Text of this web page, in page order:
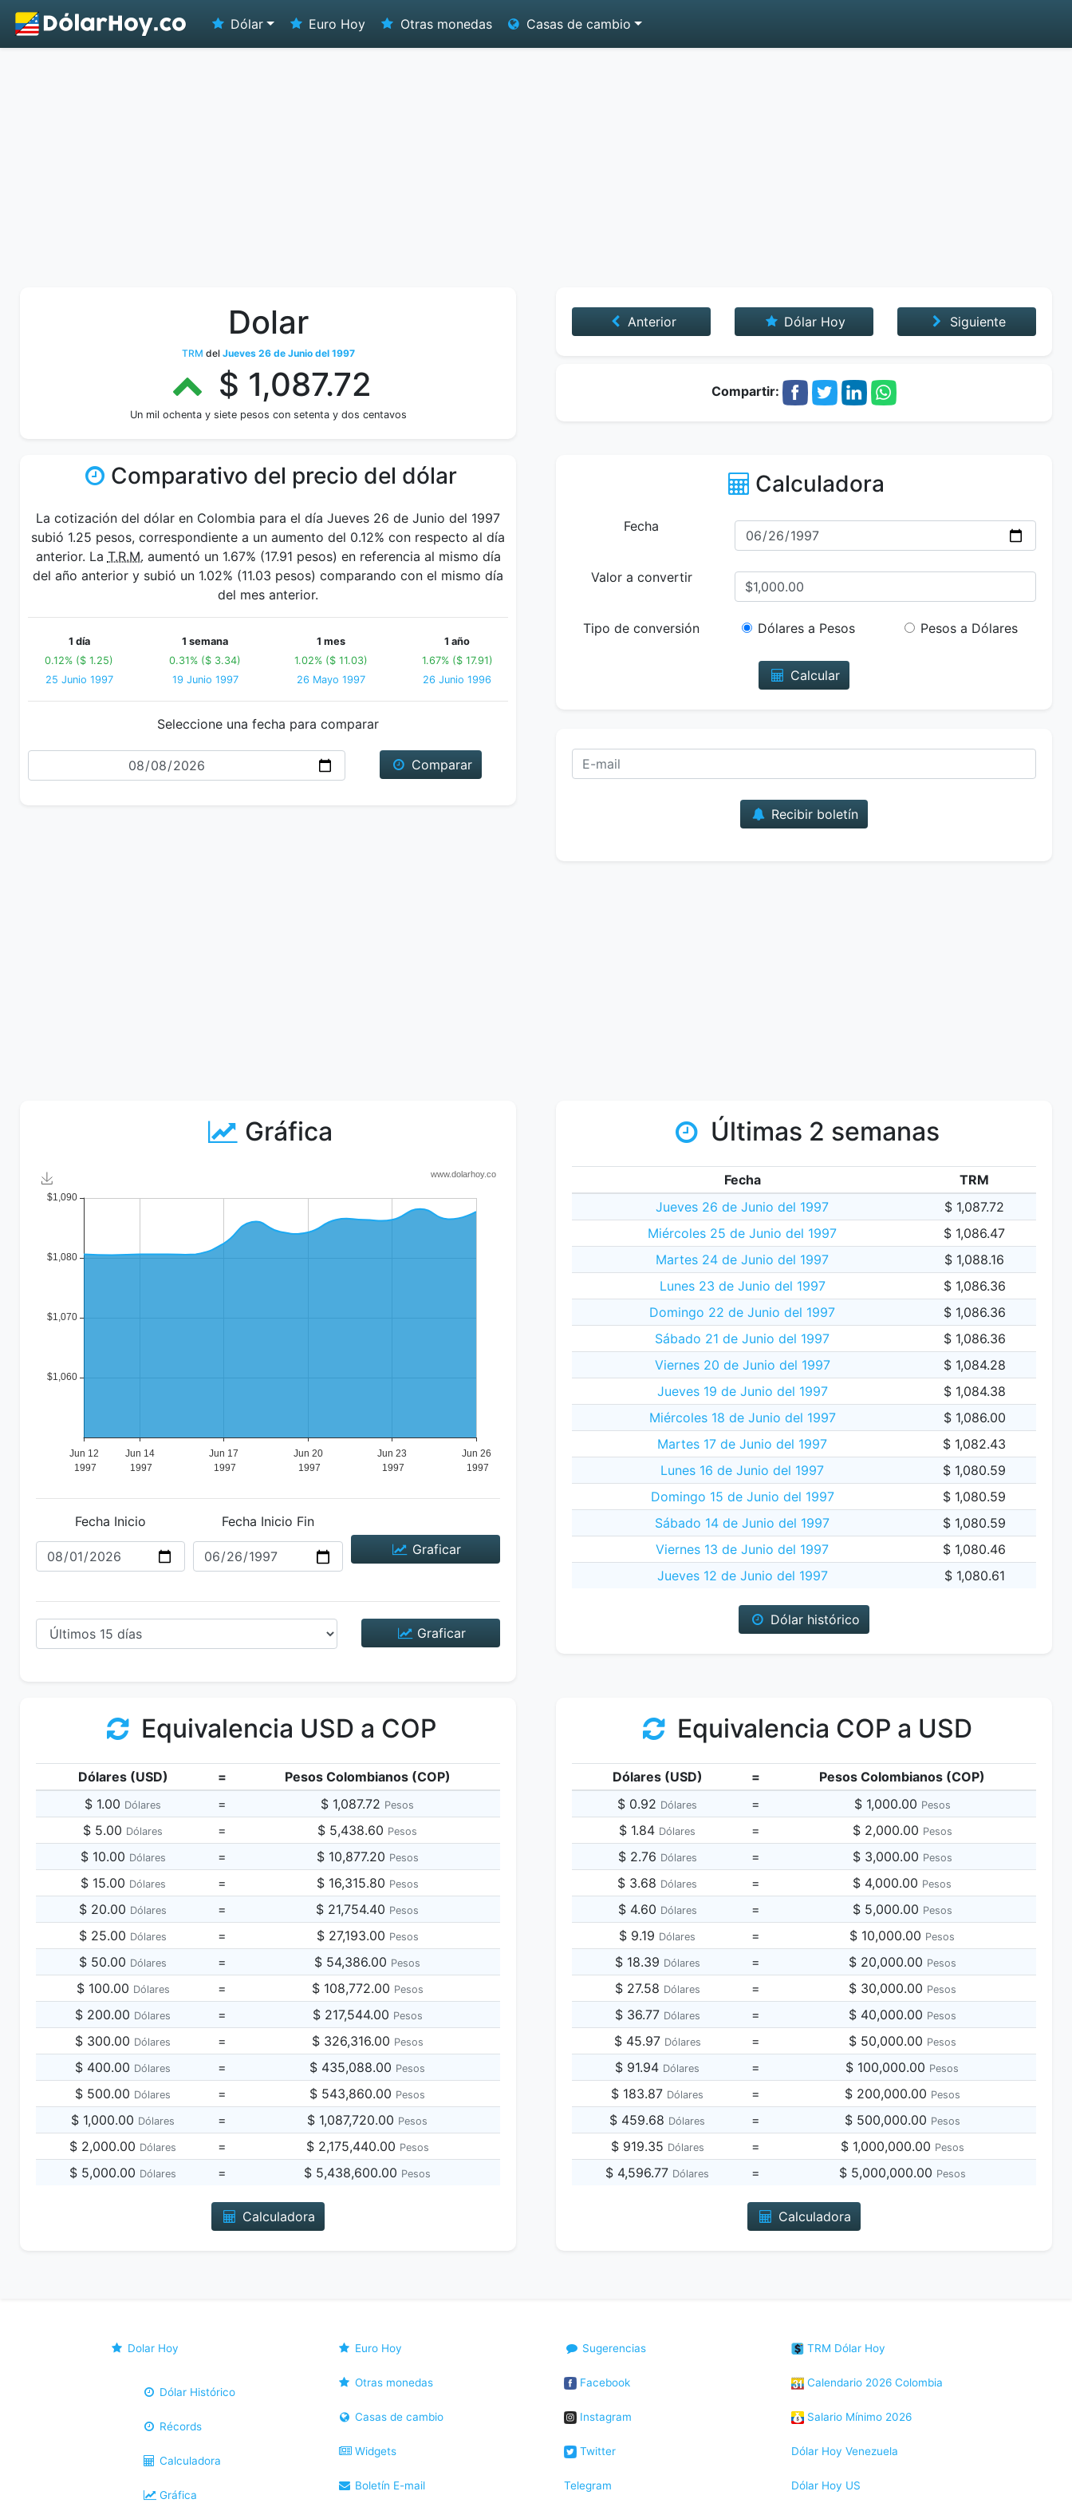
Dólar Euro Hoy Otras monedas Casas de cambio
Dolar
TRM del Jueves 26 de Junio del 1997
$ 1,087.72
Un mil ochenta y siete pesos con setenta y dos centavos
Anterior Dólar Hoy Siguiente
Compartir:
Comparativo del precio del dólar
La cotización del dólar en Colombia para el día Jueves 26 de Junio del 1997
subió 1.25 pesos, correspondiente a un aumento del 0.12% con respecto al día
anterior. La T.R.M. aumentó un 1.67% (17.91 pesos) en referencia al mismo día
del año anterior y subió un 1.02% (11.03 pesos) comparando con el mismo día
del mes anterior.
1 día
0.12% ($ 1.25)
25 Junio 1997
1 semana
0.31% ($ 3.34)
19 Junio 1997
1 mes
1.02% ($ 11.03)
26 Mayo 1997
1 año
1.67% ($ 17.91)
26 Junio 1996
Seleccione una fecha para comparar
Fecha
Comparar
Calculadora
Fecha
Valor a convertir
Tipo de conversión Dólares a Pesos Pesos a Dólares
Calcular
Recibir boletín
Gráfica
Fecha Inicio
Fecha Inicio Fin
Graficar
Graficar
Últimas 2 semanas
Fecha
TRM
Jueves 26 de Junio del 1997
$ 1,087.72
Miércoles 25 de Junio del 1997
$ 1,086.47
Martes 24 de Junio del 1997
$ 1,088.16
Lunes 23 de Junio del 1997
$ 1,086.36
Domingo 22 de Junio del 1997
$ 1,086.36
Sábado 21 de Junio del 1997
$ 1,086.36
Viernes 20 de Junio del 1997
$ 1,084.28
Jueves 19 de Junio del 1997
$ 1,084.38
Miércoles 18 de Junio del 1997
$ 1,086.00
Martes 17 de Junio del 1997
$ 1,082.43
Lunes 16 de Junio del 1997
$ 1,080.59
Domingo 15 de Junio del 1997
$ 1,080.59
Sábado 14 de Junio del 1997
$ 1,080.59
Viernes 13 de Junio del 1997
$ 1,080.46
Jueves 12 de Junio del 1997
$ 1,080.61
Dólar histórico
Equivalencia USD a COP
Dólares (USD) =
Pesos Colombianos (COP)
$ 1.00 Dólares = $ 1,087.72 Pesos
$ 5.00 Dólares = $ 5,438.60 Pesos
$ 10.00 Dólares = $ 10,877.20 Pesos
$ 15.00 Dólares = $ 16,315.80 Pesos
$ 20.00 Dólares = $ 21,754.40 Pesos
$ 25.00 Dólares = $ 27,193.00 Pesos
$ 50.00 Dólares = $ 54,386.00 Pesos
$ 100.00 Dólares = $ 108,772.00 Pesos
$ 200.00 Dólares = $ 217,544.00 Pesos
$ 300.00 Dólares = $ 326,316.00 Pesos
$ 400.00 Dólares = $ 435,088.00 Pesos
$ 500.00 Dólares = $ 543,860.00 Pesos
$ 1,000.00 Dólares = $ 1,087,720.00 Pesos
$ 2,000.00 Dólares = $ 2,175,440.00 Pesos
$ 5,000.00 Dólares = $ 5,438,600.00 Pesos
Calculadora
Equivalencia COP a USD
Dólares (USD) =
Pesos Colombianos (COP)
$ 0.92 Dólares = $ 1,000.00 Pesos
$ 1.84 Dólares = $ 2,000.00 Pesos
$ 2.76 Dólares = $ 3,000.00 Pesos
$ 3.68 Dólares = $ 4,000.00 Pesos
$ 4.60 Dólares = $ 5,000.00 Pesos
$ 9.19 Dólares = $ 10,000.00 Pesos
$ 18.39 Dólares = $ 20,000.00 Pesos
$ 27.58 Dólares = $ 30,000.00 Pesos
$ 36.77 Dólares = $ 40,000.00 Pesos
$ 45.97 Dólares = $ 50,000.00 Pesos
$ 91.94 Dólares = $ 100,000.00 Pesos
$ 183.87 Dólares = $ 200,000.00 Pesos
$ 459.68 Dólares = $ 500,000.00 Pesos
$ 919.35 Dólares = $ 1,000,000.00 Pesos
$ 4,596.77 Dólares = $ 5,000,000.00 Pesos
Calculadora
Dolar Hoy
Dólar Histórico
Récords
Calculadora
Gráfica
Euro Hoy
Otras monedas
Casas de cambio
Widgets
Boletín E-mail
Sugerencias
Facebook
Instagram
Twitter
Telegram
TRM Dólar Hoy
Calendario 2026 Colombia
Salario Mínimo 2026
Dólar Hoy Venezuela
Dólar Hoy US